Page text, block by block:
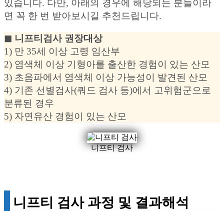
있습니다. 다만, 아래의 경우에 해당되는 분들이라
면 꼭 한 번 받아보시길 추천드립니다.
◼︎ 니프티검사 권장대상
1) 만 35세 이상 고령 임산부
2) 염색체 이상 기형아를 출산한 경험이 있는 산모
3) 초음파에서 염색체 이상 가능성이 발견된 산모
4) 기존 선별검사(쿼드 검사 등)에서 고위험군으로
분류된 경우
5) 자연유산 경험이 있는 산모
니프티 검사
니프티 검사 과정 및 결과해석